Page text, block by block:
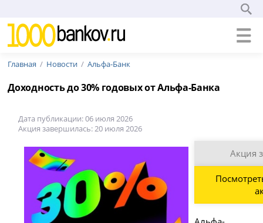
Главная Новости Альфа-Банк
Доходность до 30% годовых от Альфа-Банка
Дата публикации: 06 июля 2026
Акция завершилась: 20 июля 2026
Акция